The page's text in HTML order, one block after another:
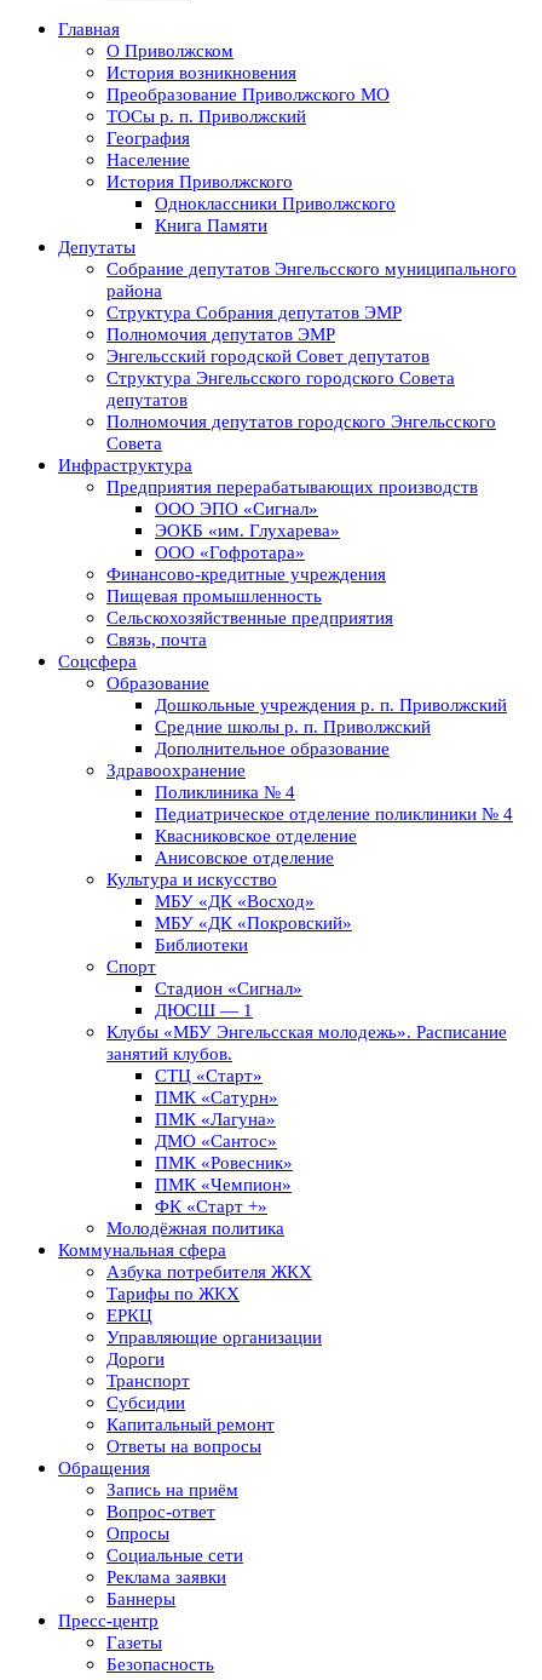
Главная
О Приволжском
История возникновения
Преобразование Приволжского МО
ТОСы р. п. Приволжский
География
Население
История Приволжского
Одноклассники Приволжского
Книга Памяти
Депутаты
Собрание депутатов Энгельсского муниципального
района
Структура Собрания депутатов ЭМР
Полномочия депутатов ЭМР
Энгельсский городской Совет депутатов
Структура Энгельсского городского Совета
депутатов
Полномочия депутатов городского Энгельсского
Совета
Инфраструктура
Предприятия перерабатывающих производств
ООО ЭПО «Сигнал»
ЭОКБ «им. Глухарева»
ООО «Гофротара»
Финансово-кредитные учреждения
Пищевая промышленность
Сельскохозяйственные предприятия
Связь, почта
Соцсфера
Образование
Дошкольные учреждения р. п. Приволжский
Средние школы р. п. Приволжский
Дополнительное образование
Здравоохранение
Поликлиника № 4
Педиатрическое отделение поликлиники № 4
Квасниковское отделение
Анисовское отделение
Культура и искусство
МБУ «ДК «Восход»
МБУ «ДК «Покровский»
Библиотеки
Спорт
Стадион «Сигнал»
ДЮСШ — 1
Клубы «МБУ Энгельсская молодежь». Расписание
занятий клубов.
СТЦ «Старт»
ПМК «Сатурн»
ПМК «Лагуна»
ДМО «Сантос»
ПМК «Ровесник»
ПМК «Чемпион»
ФК «Старт +»
Молодёжная политика
Коммунальная сфера
Азбука потребителя ЖКХ
Тарифы по ЖКХ
ЕРКЦ
Управляющие организации
Дороги
Транспорт
Субсидии
Капитальный ремонт
Ответы на вопросы
Обращения
Запись на приём
Вопрос-ответ
Опросы
Социальные сети
Реклама заявки
Баннеры
Пресс-центр
Газеты
Безопасность